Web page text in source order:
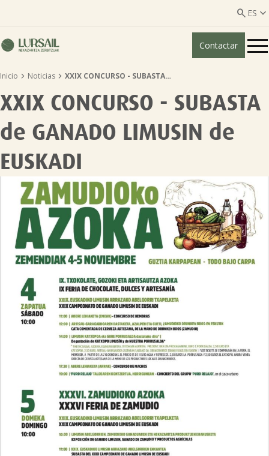
 ES 
ES
Quiénes somos
Servicios ganadería
Servicios agricultura 
Entidades asociadas
Noticias
Tablón de anuncios
Lursail Market
Contactar
Inicio  Noticias  XXIX CONCURSO - SUBASTA…
XXIX CONCURSO - SUBASTA
de GANADO LIMUSIN de
EUSKADI